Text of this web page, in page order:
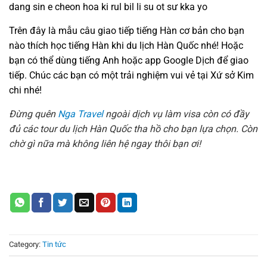
dang sin e cheon hoa ki rul bil li su ot sư kka yo
Trên đây là mẫu câu giao tiếp tiếng Hàn cơ bản cho bạn
nào thích học tiếng Hàn khi du lịch Hàn Quốc nhé! Hoặc
bạn có thể dùng tiếng Anh hoặc app Google Dịch để giao
tiếp. Chúc các bạn có một trải nghiệm vui vẻ tại Xứ sở Kim
chi nhé!
Đừng quên Nga Travelngoài dịch vụ làm visa còn có đầy
đủ các tour du lịch Hàn Quốc tha hồ cho bạn lựa chọn. Còn
chờ gì nữa mà không liên hệ ngay thôi bạn ơi!
Category: Tin tức